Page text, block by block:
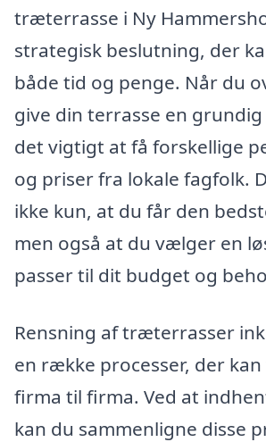
træterrasse i Ny
strategisk beslutning, der
både tid og penge. Når du
give din terrasse en
det vigtigt at få forskellige
og priser fra lokale fagfolk.
ikke kun, at du får den
men også at du vælger en
passer til dit budget og
Rensning af træterrasser
en række processer, der
firma til firma. Ved at
kan du sammenligne disse